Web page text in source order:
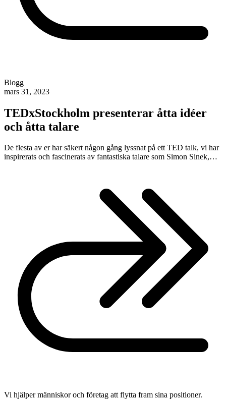
Blogg
mars 31, 2023
TEDxStockholm presenterar åtta idéer
och åtta talare
De flesta av er har säkert någon gång lyssnat på ett TED talk, vi har
inspirerats och fascinerats av fantastiska talare som Simon Sinek,…
Vi hjälper människor och företag att flytta fram sina positioner.